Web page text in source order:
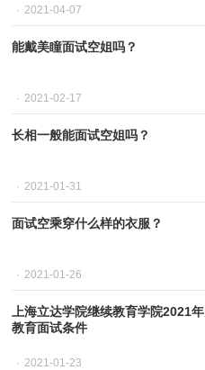
2021-04-07
能戴美瞳面试空姐吗？
2021-02-17
长相一般能面试空姐吗？
2021-01-31
面试空乘穿什么样的衣服？
2021-01-26
上海立达学院继续教育学院2021
教育面试条件
2021-01-23